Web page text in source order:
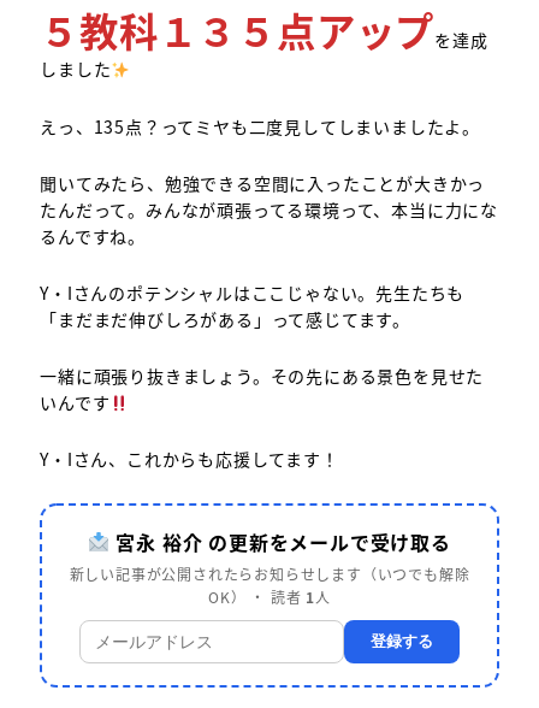
５教科１３５点アップを達成
しました
えっ、135点？ってミヤも二度見してしまいましたよ。
聞いてみたら、勉強できる空間に入ったことが大きかっ
たんだって。みんなが頑張ってる環境って、本当に力にな
るんですね。
Y・Iさんのポテンシャルはここじゃない。先生たちも
「まだまだ伸びしろがある」って感じてます。
一緒に頑張り抜きましょう。その先にある景色を見せた
いんです
Y・Iさん、これからも応援してます！
宮永 裕介 の更新をメールで受け取る
新しい記事が公開されたらお知らせします（いつでも解除
OK） ・ 読者 1 人
登録する